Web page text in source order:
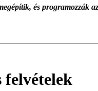
és programozzák
felvételek